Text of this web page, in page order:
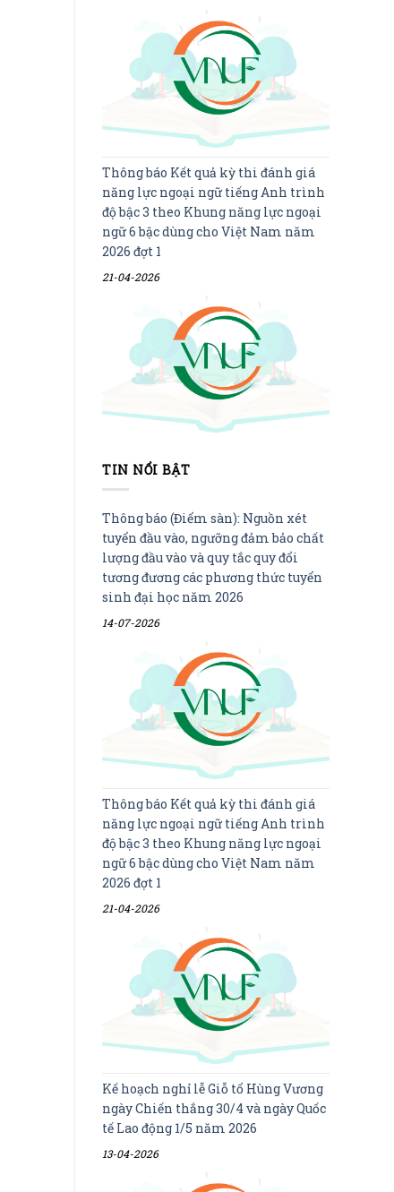
Thông báo Kết quả kỳ thi đánh giá
năng lực ngoại ngữ tiếng Anh trình
độ bậc 3 theo Khung năng lực ngoại
ngữ 6 bậc dùng cho Việt Nam năm
2026 đợt 1
21-04-2026
TIN NỔI BẬT
Thông báo (Điểm sàn): Nguồn xét
tuyển đầu vào, ngưỡng đảm bảo chất
lượng đầu vào và quy tắc quy đổi
tương đương các phương thức tuyển
sinh đại học năm 2026
14-07-2026
Thông báo Kết quả kỳ thi đánh giá
năng lực ngoại ngữ tiếng Anh trình
độ bậc 3 theo Khung năng lực ngoại
ngữ 6 bậc dùng cho Việt Nam năm
2026 đợt 1
21-04-2026
Kế hoạch nghỉ lễ Giỗ tổ Hùng Vương
ngày Chiến thắng 30/4 và ngày Quốc
tế Lao động 1/5 năm 2026
13-04-2026